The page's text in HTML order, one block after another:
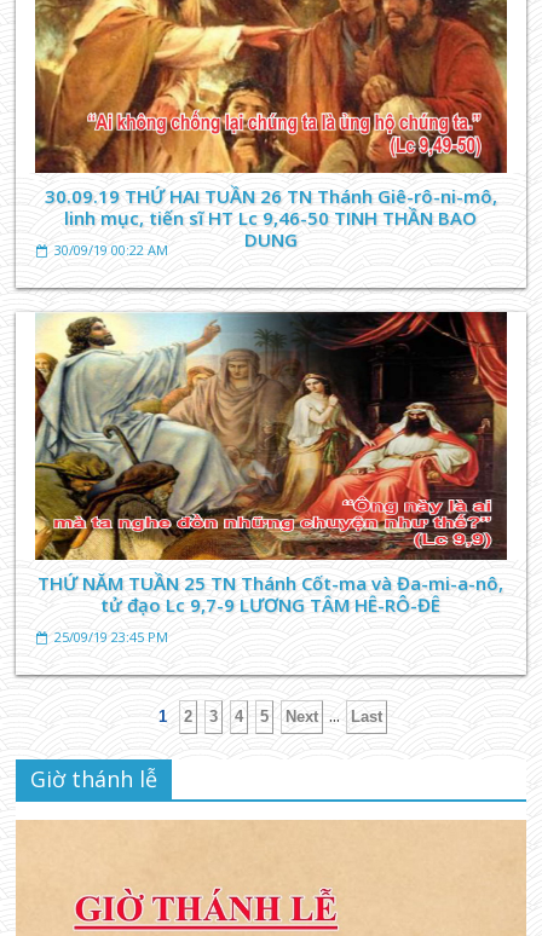
30.09.19 THỨ HAI TUẦN 26 TN Thánh Giê-rô-ni-mô,
linh mục, tiến sĩ HT Lc 9,46-50 TINH THẦN BAO
DUNG
30/09/19 00:22 AM
THỨ NĂM TUẦN 25 TN Thánh Cốt-ma và Đa-mi-a-nô,
tử đạo Lc 9,7-9 LƯƠNG TÂM HÊ-RÔ-ĐÊ
25/09/19 23:45 PM
1 2 3 4 5 Next ... Last
Giờ thánh lễ